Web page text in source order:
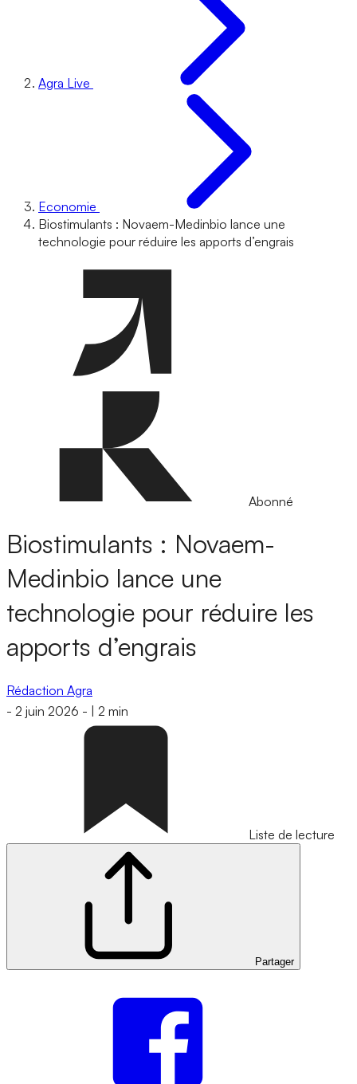
Agra Live
Economie
Biostimulants : Novaem-Medinbio lance une
technologie pour réduire les apports d’engrais
Abonné
Biostimulants : Novaem-
Medinbio lance une
technologie pour réduire les
apports d’engrais
Rédaction Agra
- 2 juin 2026 - 2 min
Liste de lecture
Partager